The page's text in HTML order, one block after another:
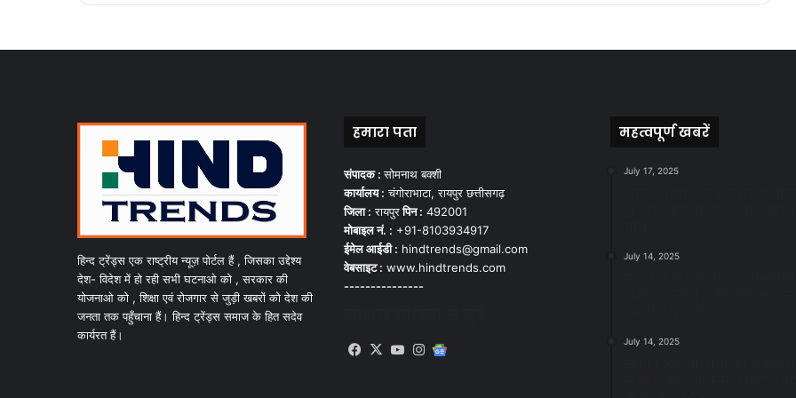
हिन्द ट्रेंड्स एक राष्ट्रीय न्यूज़ पोर्टल हैं , जिसका उद्देश्य
देश- विदेश में हो रही सभी घटनाओ को , सरकार की
योजनाओ को , शिक्षा एवं रोजगार से जुड़ी खबरों को देश की
जनता तक पहुँचाना हैं। हिन्द ट्रेंड्स समाज के हित सदेव
कार्यरत हैं।
हमारा पता
संपादक :सोमनाथ बक्शी
कार्यालय : चंगोराभाटा, रायपुर छत्तीसगढ़
जिला : रायपुरपिन : 492001
मोबाइल नं. : +91-8103934917
ईमेल आईडी : hindtrends@gmail.com
वेबसाइट : www.hindtrends.com
---------------
Facebook
X YouTubeInstagram
महत्वपूर्ण खबरें
July 17, 2025
July 14, 2025
July 14, 2025